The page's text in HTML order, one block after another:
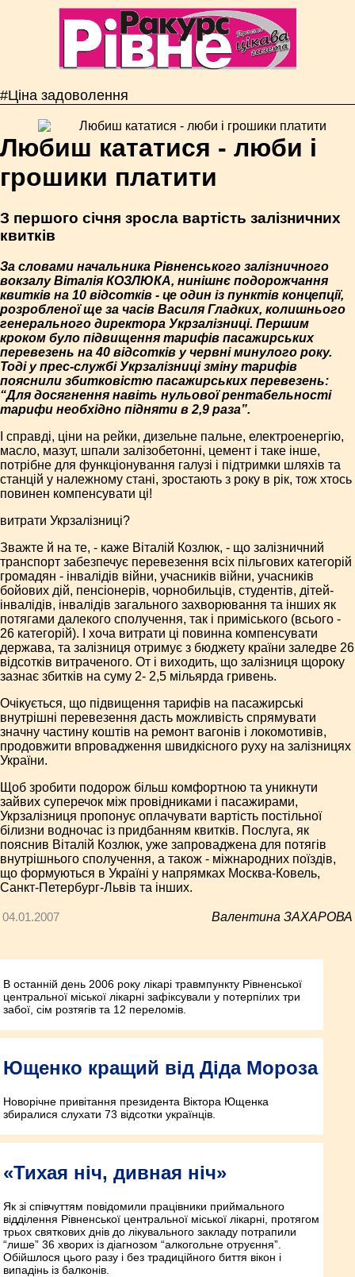
#Ціна задоволення
Любиш кататися - люби і
грошики платити
З першого січня зросла вартість залізничних
квитків
За словами начальника Рівненського залізничного
вокзалу Віталія КОЗЛЮКА, нинішнє подорожчання
квитків на 10 відсотків - це один із пунктів концепції,
розробленої ще за часів Василя Гладких, колишнього
генерального директора Укрзалізниці. Першим
кроком було підвищення тарифів пасажирських
перевезень на 40 відсотків у червні минулого року.
Тоді у прес-службі Укрзалізниці зміну тарифів
пояснили збитковістю пасажирських перевезень:
“Для досягнення навіть нульової рентабельності
тарифи необхідно підняти в 2,9 раза”.
І справді, ціни на рейки, дизельне пальне, електроенергію,
масло, мазут, шпали залізобетонні, цемент і таке інше,
потрібне для функціонування галузі і підтримки шляхів та
станцій у належному стані, зростають з року в рік, тож хтось
повинен компенсувати ці!
витрати Укрзалізниці?
Зважте й на те, - каже Віталій Козлюк, - що залізничний
транспорт забезпечує перевезення всіх пільгових категорій
громадян - інвалідів війни, учасників війни, учасників
бойових дій, пенсіонерів, чорнобильців, студентів, дітей-
інвалідів, інвалідів загального захворювання та інших як
потягами далекого сполучення, так і приміського (всього -
26 категорій). І хоча витрати ці повинна компенсувати
держава, та залізниця отримує з бюджету країни заледве 26
відсотків витраченого. От і виходить, що залізниця щороку
зазнає збитків на суму 2- 2,5 мільярда гривень.
Очікується, що підвищення тарифів на пасажирські
внутрішні перевезення дасть можливість спрямувати
значну частину коштів на ремонт вагонів і локомотивів,
продовжити впровадження швидкісного руху на залізницях
України.
Щоб зробити подорож більш комфортною та уникнути
зайвих суперечок між провідниками і пасажирами,
Укрзалізниця пропонує оплачувати вартість постільної
білизни водночас із придбанням квитків. Послуга, як
пояснив Віталій Козлюк, уже запроваджена для потягів
внутрішнього сполучення, а також - міжнародних поїздів,
що формуються в Україні у напрямках Москва-Ковель,
Санкт-Петербург-Львів та інших.
04.01.2007 Валентина ЗАХАРОВА
В останній день 2006 року лікарі травмпункту Рівненської
центральної міської лікарні зафіксували у потерпілих три
забої, сім розтягів та 12 переломів.
Ющенко кращий від Діда Мороза
Новорічне привітання президента Віктора Ющенка
збиралися слухати 73 відсотки українців.
«Тихая ніч, дивная ніч»
Як зі співчуттям повідомили працівники приймального
відділення Рівненської центральної міської лікарні, протягом
трьох святкових днів до лікувального закладу потрапили
“лише” 36 хворих із діагнозом “алкогольне отруєння”.
Обійшлося цього разу і без традиційного биття вікон і
випадінь із балконів.